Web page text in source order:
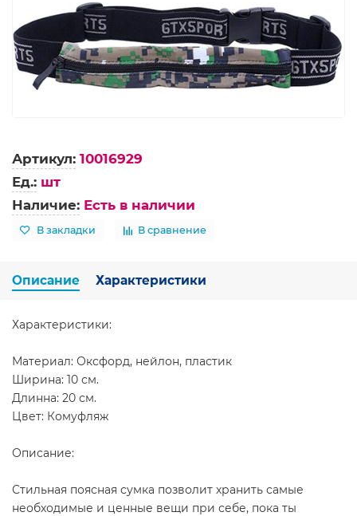
Артикул: 10016929
Ед.: шт
Наличие: Есть в наличии
В закладки В сравнение
Описание Характеристики
Характеристики:
Материал: Оксфорд, нейлон, пластик
Ширина: 10 см.
Длинна: 20 см.
Цвет: Комуфляж
Описание:
Стильная поясная сумка позволит хранить самые
необходимые и ценные вещи при себе, пока ты